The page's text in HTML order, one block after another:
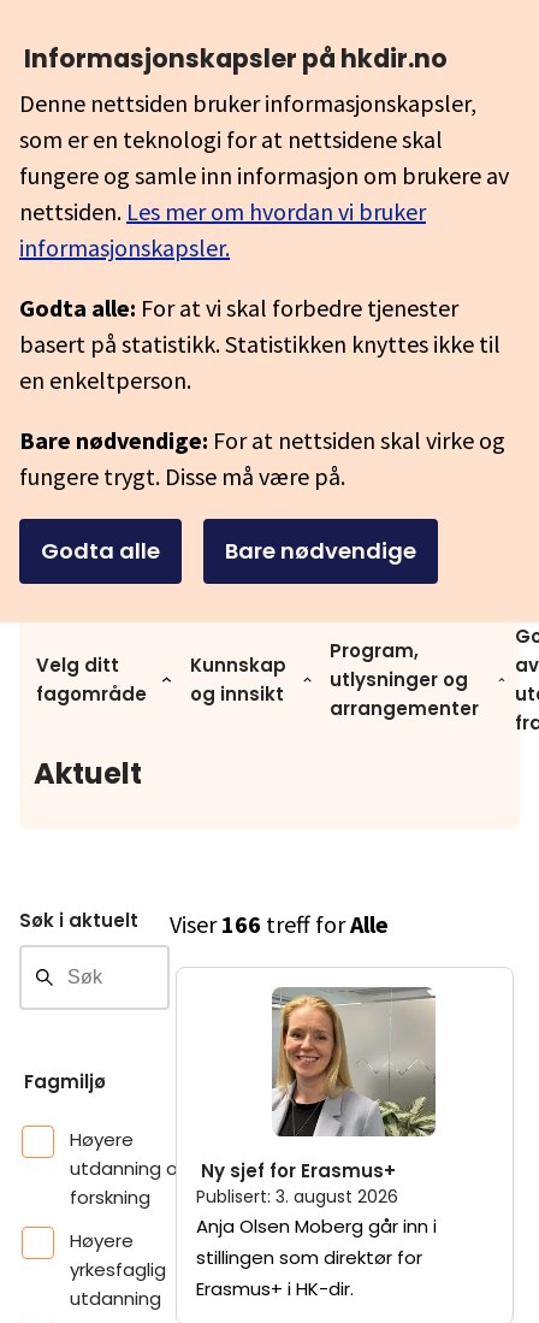
Informasjonskapsler på hkdir.no
Denne nettsiden bruker informasjonskapsler,
som er en teknologi for at nettsidene skal
fungere og samle inn informasjon om brukere av
nettsiden. Les mer om hvordan vi bruker
informasjonskapsler.
Godta alle: For at vi skal forbedre tjenester
basert på statistikk. Statistikken knyttes ikke til
en enkeltperson.
Bare nødvendige: For at nettsiden skal virke og
fungere trygt. Disse må være på.
Godta alle Bare nødvendige
Velg ditt
fagområde
Kunnskap
og innsikt
Program,
utlysninger og
arrangementer
av
Aktuelt
Søk i aktuelt
Fagmiljø
Høyere
utdanning og
forskning
Høyere
yrkesfaglig
utdanning
Viser 166 treff forAlle
Ny sjef for Erasmus+
Publisert: 3. august 2026
Anja Olsen Moberg går inn i
stillingen som direktør for
Erasmus+ i HK-dir.